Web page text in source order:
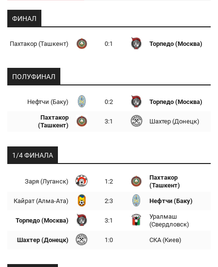
ФИНАЛ
Пахтакор (Ташкент) 0:1 Торпедо (Москва)
ПОЛУФИНАЛ
Нефтчи (Баку) 0:2 Торпедо (Москва)
Пахтакор
(Ташкент)
3:1 Шахтер (Донецк)
1/4 ФИНАЛА
Заря (Луганск) 1:2
Пахтакор
(Ташкент)
Кайрат (Алма-Ата) 2:3 Нефтчи (Баку)
Торпедо (Москва) 3:1
Уралмаш
(Свердловск)
Шахтер (Донецк) 1:0 СКА (Киев)